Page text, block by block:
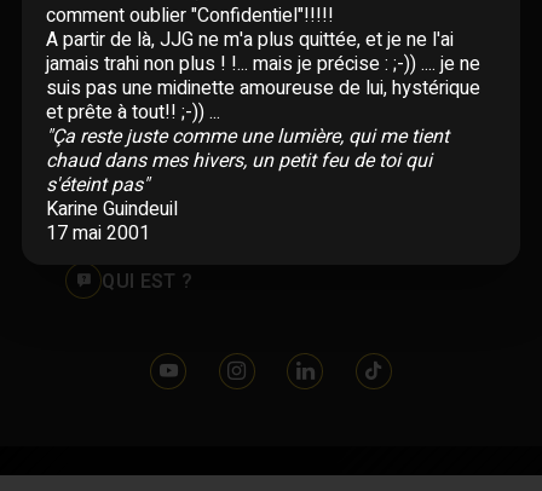
Livres
Hommages
BLOG
RG ROBERT GOLDMAN
PG PIERRE GOLDMAN
J&M JJG & MOI
QUI EST ?
comment oublier "Confidentiel"!!!!!
A partir de là, JJG ne m'a plus quittée, et je ne l'ai
jamais trahi non plus ! !... mais je précise : ;-)) .... je ne
suis pas une midinette amoureuse de lui, hystérique
et prête à tout!! ;-)) ...
"Ça reste juste comme une lumière, qui me tient
chaud dans mes hivers, un petit feu de toi qui
s'éteint pas"
Karine Guindeuil
17 mai 2001